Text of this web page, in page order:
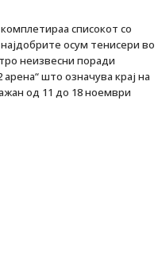
списокот со
осум тенисери во
неизвесни поради
што означува крај на
од 11 до 18 ноември